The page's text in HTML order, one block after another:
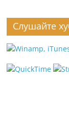
Слушайте